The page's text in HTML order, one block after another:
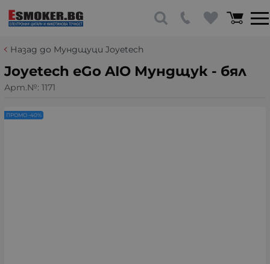
Назад до Мундщуци Joyetech
Joyetech eGo AIO Мундщук - бял
Арт.№: 1171
ПРОМО -40%